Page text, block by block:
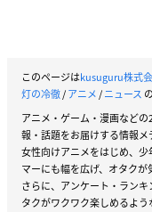
このページはkusuguru株式
灯の冷徹/アニメ/ニュース
アニメ・ゲーム・漫画など
報・話題をお届けする情報メ
女性向けアニメをはじめ、
マーにも幅を広げ、オタクが
さらに、アンケート・ラン
タクがワクワク楽しめるよう